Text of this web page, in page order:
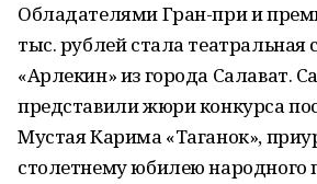
Обладателями Гран-при и
тыс. рублей стала театральная
«Арлекин» из города Салават.
представили жюри конкурса
Мустая Карима «Таганок»,
столетнему юбилею народного